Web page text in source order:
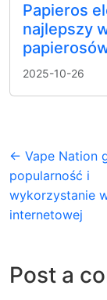
Papieros
najlepszy
2025-10-26
← Vape Nation
popularność i
wykorzystanie
internetowej
Post a